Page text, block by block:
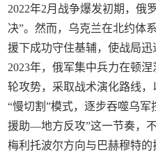
2022年2月战争爆发初期，俄
决”。然而，乌克兰在北约体
援下成功守住基辅，使战局迅
2023年，俄军集中兵力在顿
轮攻势，采取战术演化路线
“慢切割”模式，逐步吞噬乌
援助—地方反攻”这一节奏，
梅利托波尔方向与巴赫穆特的